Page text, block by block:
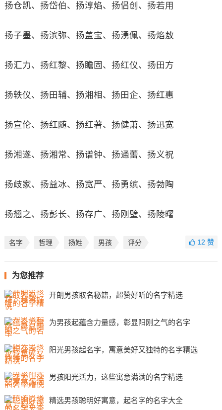
扬仓凯、扬岱伯、扬淳焰、扬侣创、扬若用
扬子墨、扬滨弥、扬盖宝、扬湧佩、扬焰敖
扬汇力、扬红黎、扬瞻固、扬红仪、扬田方
扬轶仪、扬田辅、扬湘相、扬田企、扬红惠
扬宣伦、扬红随、扬红著、扬健萧、扬迅宽
扬湘遂、扬湘常、扬谱钟、扬通蕾、扬义祝
扬歧家、扬益冰、扬宽严、扬勇缤、扬勃陶
扬翘之、扬彭长、扬存广、扬刚璧、扬陵曙
名字 哲理 扬姓 男孩 评分 12赞
为您推荐
开朗男孩取名秘籍，超赞好听的名字精选
为男孩起蕴含力量感，彰显阳刚之气的名字
阳光男孩起名字，寓意美好又独特的名字精选
男孩阳光活力，这些寓意满满的名字精选
精选男孩聪明好寓意，起名字的名字大全